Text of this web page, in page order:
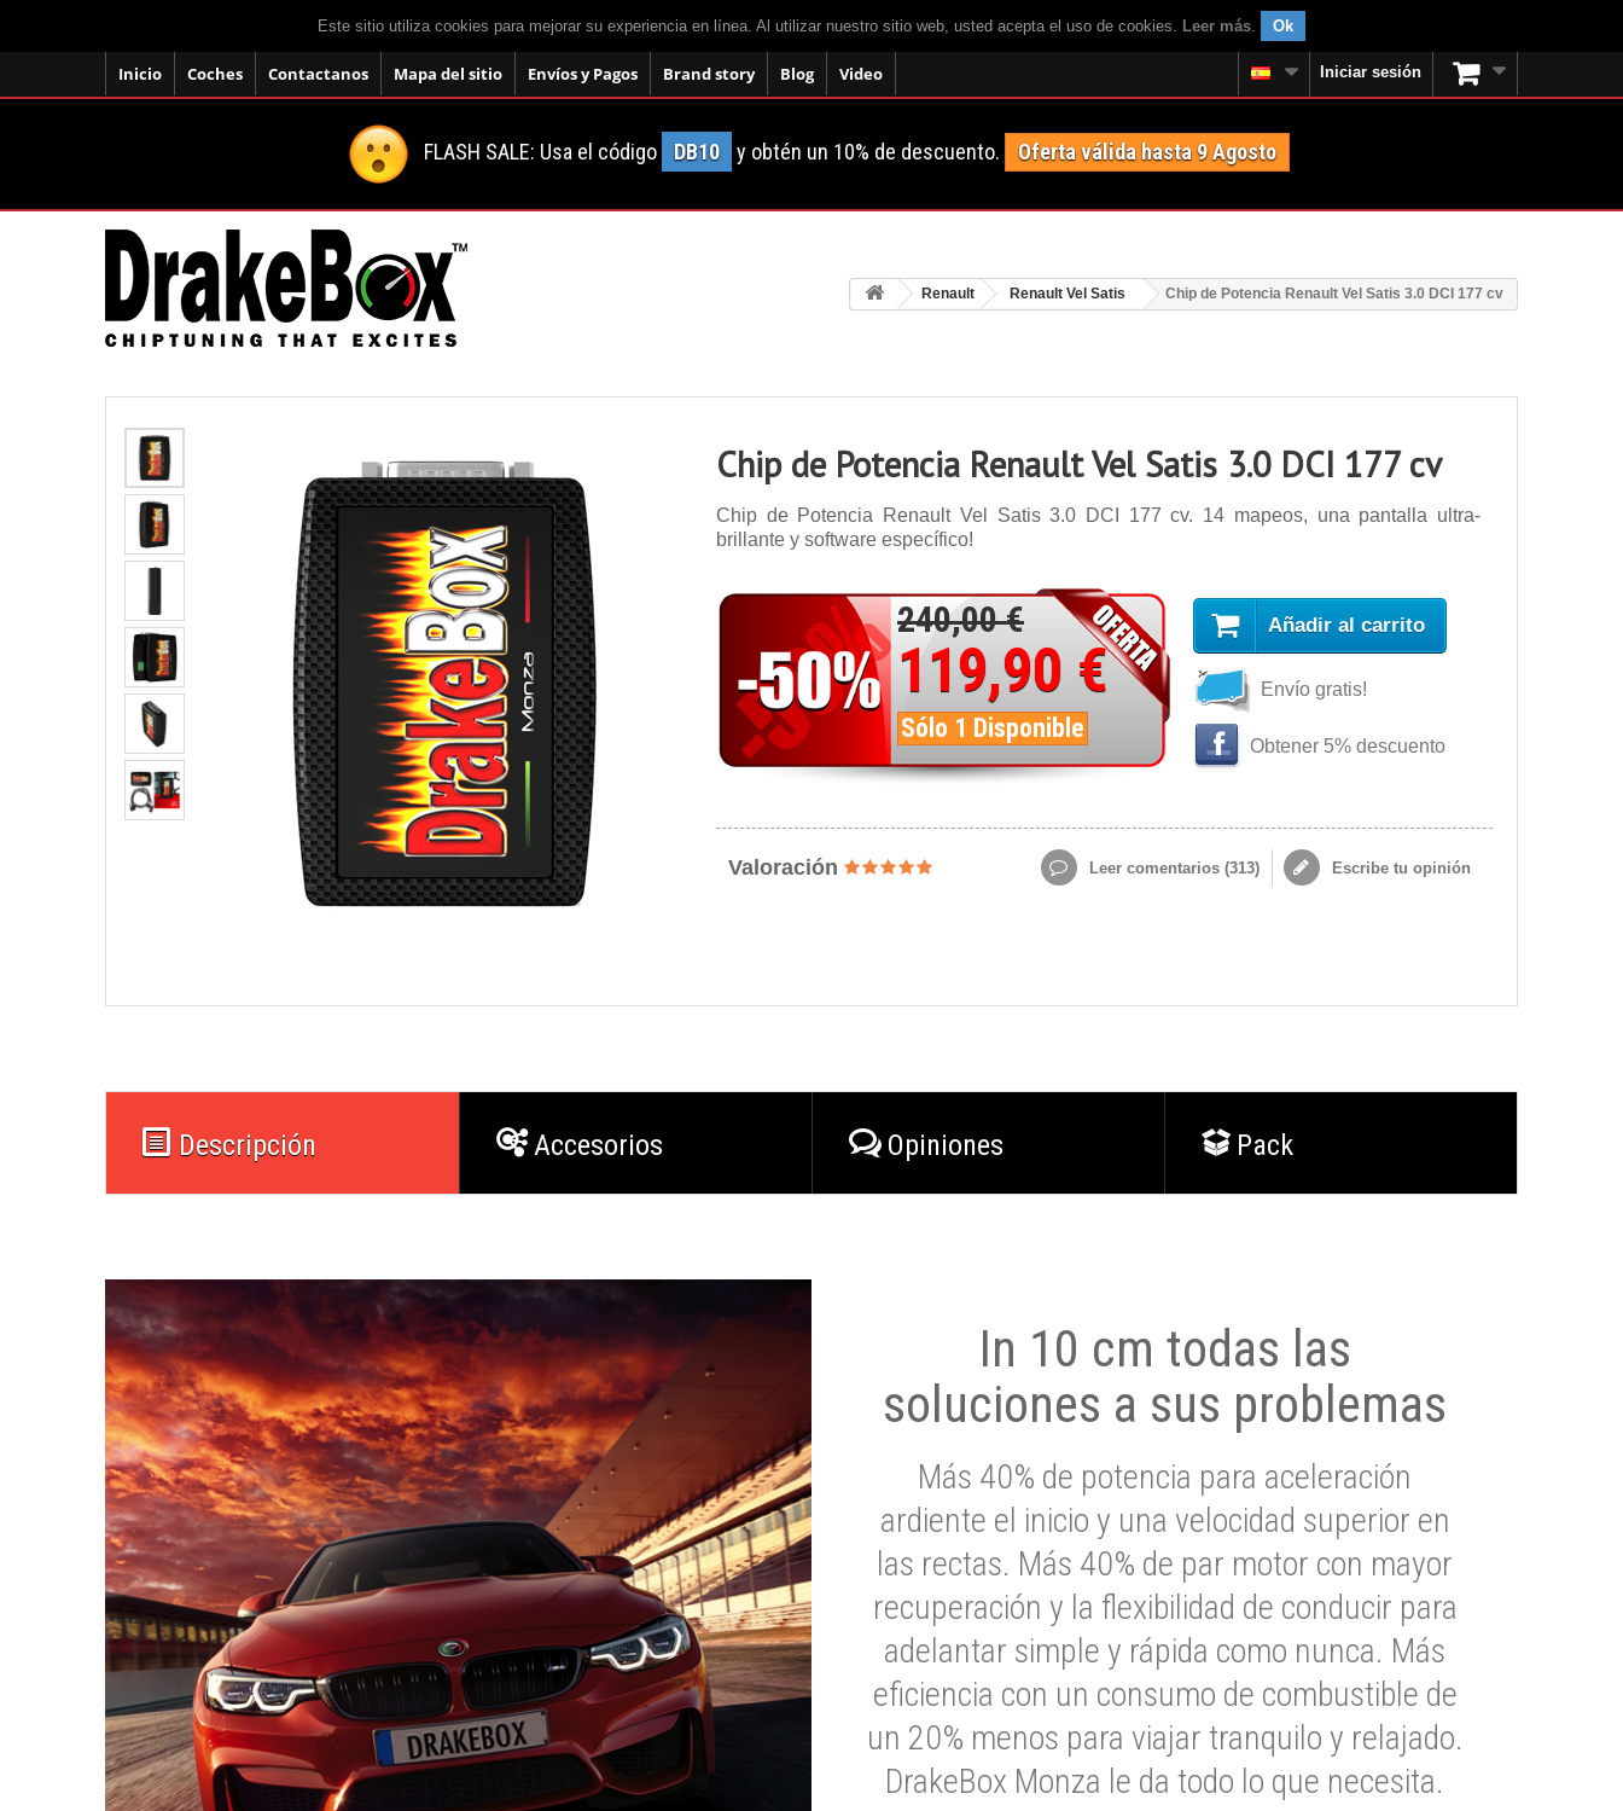
Este sitio utiliza cookies para mejorar su experiencia en línea. Al utilizar nuestro sitio web, usted acepta el uso de cookies. Leer más. Ok
Inicio Coches Contactanos Mapa del sitio Envíos y Pagos Brand story Blog Video Iniciar sesión
FLASH SALE: Usa el código DB10 y obtén un 10% de descuento. Oferta válida hasta 9 Agosto
Renault Renault Vel Satis Chip de Potencia Renault Vel Satis 3.0 DCI 177 cv
Chip de Potencia Renault Vel Satis 3.0 DCI 177 cv
Chip de Potencia Renault Vel Satis 3.0 DCI 177 cv. 14 mapeos, una pantalla ultra-
brillante y software específico!
240,00 €
119,90 €
Sólo 1 Disponible
Añadir al carrito
Envío gratis!
Obtener 5% descuento
Valoración Leer comentarios (313) Escribe tu opinión
Descripción Accesorios Opiniones Pack
In 10 cm todas las
soluciones a sus problemas
Más 40% de potencia para aceleración
ardiente el inicio y una velocidad superior en
las rectas. Más 40% de par motor con mayor
recuperación y la flexibilidad de conducir para
adelantar simple y rápida como nunca. Más
eficiencia con un consumo de combustible de
un 20% menos para viajar tranquilo y relajado.
DrakeBox Monza le da todo lo que necesita.